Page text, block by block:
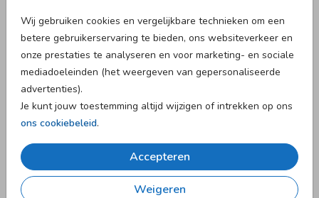
Wij gebruiken cookies en vergelijkbare technieken om een
betere gebruikerservaring te bieden, ons websiteverkeer en
onze prestaties te analyseren en voor marketing- en sociale
mediadoeleinden (het weergeven van gepersonaliseerde
advertenties).
Je kunt jouw toestemming altijd wijzigen of intrekken op ons
ons cookiebeleid.
Accepteren
Weigeren
97 X 45 MM 97 X 45 MM